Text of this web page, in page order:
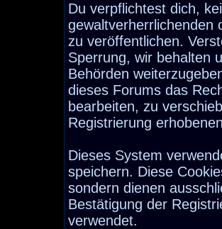
Du verpflichtest dich,
gewaltverherrlichenden
zu veröffentlichen.
Sperrung, wir behalten
Behörden
dieses Forums das
bearbeiten, zu
Registrierung
Dieses System
speichern. Diese
sondern dienen
Bestätigung der
verwendet.